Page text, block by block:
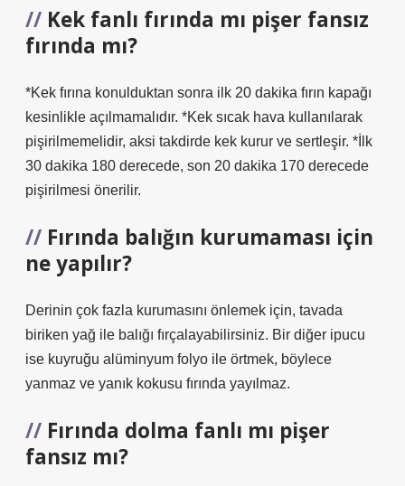
Kek fanlı fırında mı pişer fansız
fırında mı?
*Kek fırına konulduktan sonra ilk 20 dakika fırın kapağı
kesinlikle açılmamalıdır. *Kek sıcak hava kullanılarak
pişirilmemelidir, aksi takdirde kek kurur ve sertleşir. *İlk
30 dakika 180 derecede, son 20 dakika 170 derecede
pişirilmesi önerilir.
Fırında balığın kurumaması için
ne yapılır?
Derinin çok fazla kurumasını önlemek için, tavada
biriken yağ ile balığı fırçalayabilirsiniz. Bir diğer ipucu
ise kuyruğu alüminyum folyo ile örtmek, böylece
yanmaz ve yanık kokusu fırında yayılmaz.
Fırında dolma fanlı mı pişer
fansız mı?